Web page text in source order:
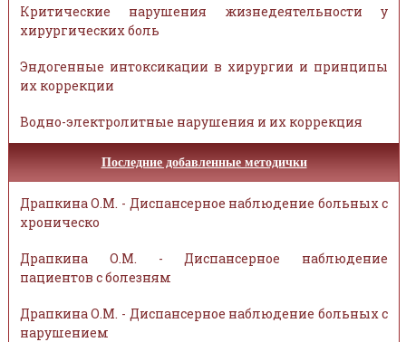
Критические нарушения жизнедеятельности у
хирургических боль
Эндогенные интоксикации в хирургии и принципы
их коррекции
Водно-электролитные нарушения и их коррекция
Последние добавленные методички
Драпкина О.М. - Диспансерное наблюдение больных с
хроническо
Драпкина О.М. - Диспансерное наблюдение
пациентов с болезням
Драпкина О.М. - Диспансерное наблюдение больных с
нарушением